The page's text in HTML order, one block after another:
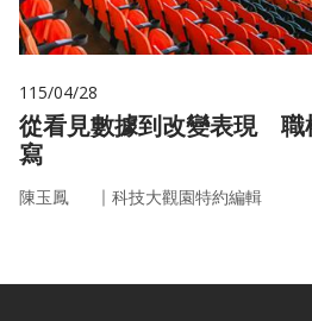
115/04/28
從看見數據到改變表現 職
寫
陳玉鳳 ｜ 科技大觀園特約編輯